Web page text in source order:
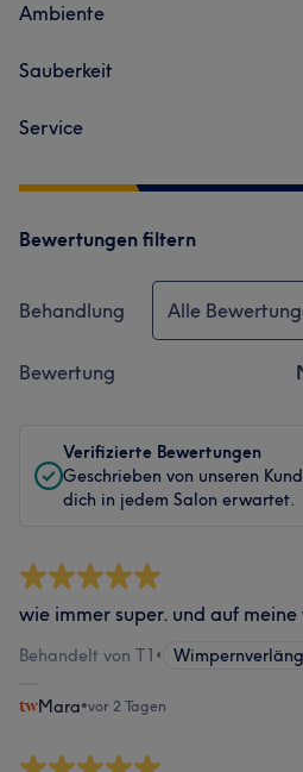
Ambiente
Sauberkeit
Service
Bewertungen filtern
Behandlung Alle
Bewertung
Verifizierte Bewertungen
Geschrieben von unseren
dich in jedem Salon erwartet.
wie immer super. und auf
Behandelt von T1 •
Mara•vor 2 Tagen